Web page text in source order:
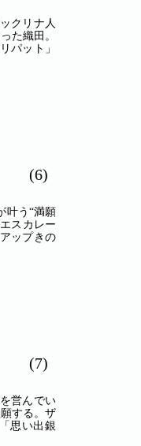
クリナ人
た織田。
パット」
(6)
叶う“満願
スカレー
ップきの
(7)
営んでい
する。ザ
思い出銀